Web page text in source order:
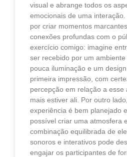
visual e abrange todos os
emocionais de uma
por criar momentos
conexões profundas com o
exercício comigo: imagine
ser recebido por um
pouca iluminação e um
primeira impressão, com
percepção em relação a esse
mais estiver ali. Por outro
experiência é bem planejado
possível criar uma atmosfera
combinação equilibrada de
sonoros e interativos pode
engajar os participantes de